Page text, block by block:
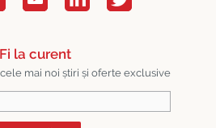
Fi la curent
mai noi știri și oferte exclusive